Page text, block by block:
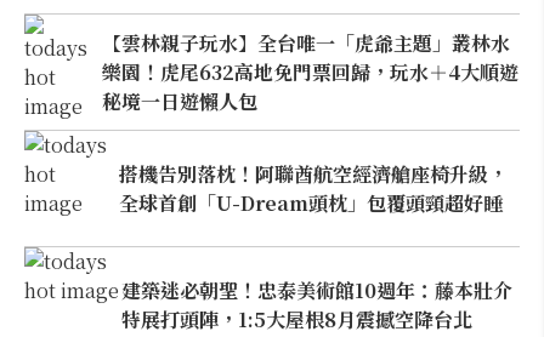
【雲林親子玩水】全台唯一「虎爺主題」叢林水
樂園！虎尾632高地免門票回歸，玩水＋4大順遊
秘境一日遊懶人包
搭機告別落枕！阿聯酋航空經濟艙座椅升級，
全球首創「U-Dream頭枕」包覆頭頸超好睡
建築迷必朝聖！忠泰美術館10週年：藤本壯介
特展打頭陣，1:5大屋根8月震撼空降台北